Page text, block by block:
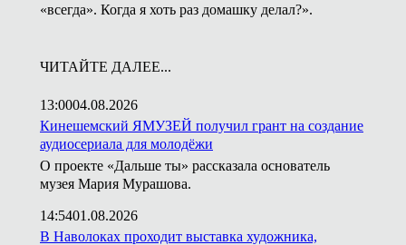
«всегда». Когда я хоть раз домашку делал?».
ЧИТАЙТЕ ДАЛЕЕ...
13:0004.08.2026
Кинешемский ЯМУЗЕЙ получил грант на создание
аудиосериала для молодёжи
О проекте «Дальше ты» рассказала основатель
музея Мария Мурашова.
14:5401.08.2026
В Наволоках проходит выставка художника,